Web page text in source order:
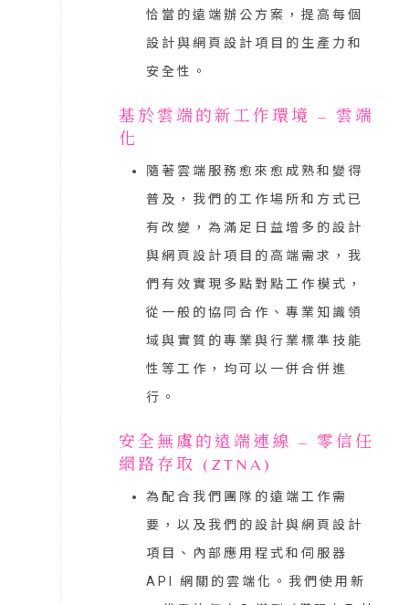
恰當的遠端辦公方案，提高每個
設計與網頁設計項目的生產力和
安全性。
基於雲端的新工作環境 – 雲端
化
隨著雲端服務愈來愈成熟和變得
普及，我們的工作場所和方式已
有改變，為滿足日益增多的設計
與網頁設計項目的高端需求，我
們有效實現多點對點工作模式，
從一般的協同合作、專業知識領
域與實質的專業與行業標準技能
性等工作，均可以一併合併進
行。
安全無虞的遠端連線 – 零信任
網路存取 (ZTNA)
為配合我們團隊的遠端工作需
要，以及我們的設計與網頁設計
項目、內部應用程式和伺服器
API 網關的雲端化。我們使用新